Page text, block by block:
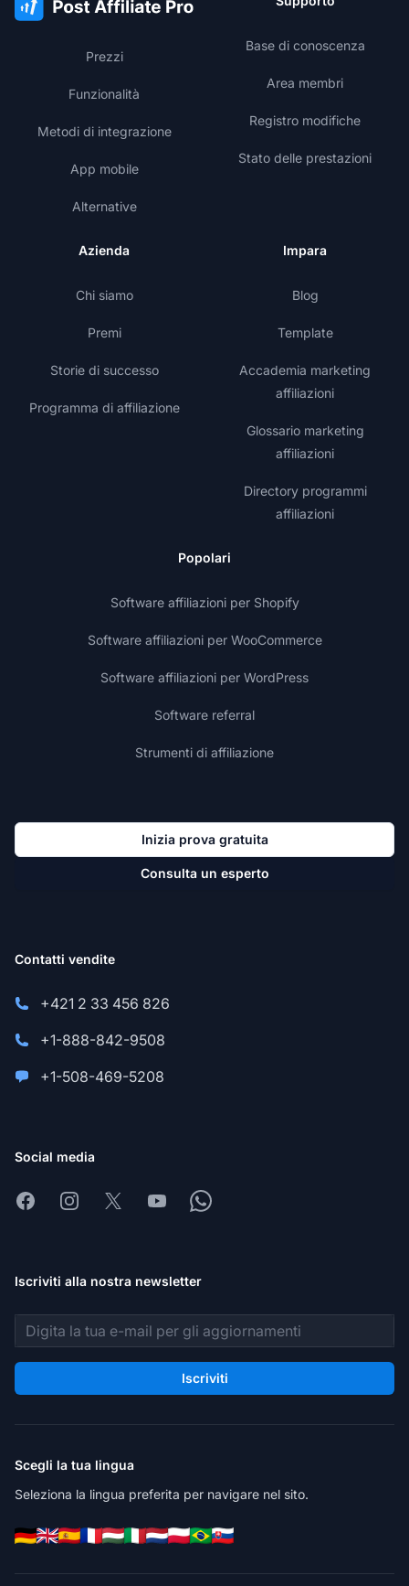
Prezzi
Funzionalità
Metodi di integrazione
App mobile
Alternative
Base di conoscenza
Area membri
Registro modifiche
Stato delle prestazioni
Azienda
Chi siamo
Premi
Storie di successo
Programma di affiliazione
Impara
Blog
Template
Accademia marketing
affiliazioni
Glossario marketing
affiliazioni
Directory programmi
affiliazioni
Popolari
Software affiliazioni per Shopify
Software affiliazioni per WooCommerce
Software affiliazioni per WordPress
Software referral
Strumenti di affiliazione
Inizia prova gratuita
Consulta un esperto
Contatti vendite
+421 2 33 456 826
+1-888-842-9508
+1-508-469-5208
Social media
FacebookInstagram
X YoutubeWhatsapp
Iscriviti alla nostra newsletter
Indirizzo email
Iscriviti
Scegli la tua lingua
Seleziona la lingua preferita per navigare nel sito.